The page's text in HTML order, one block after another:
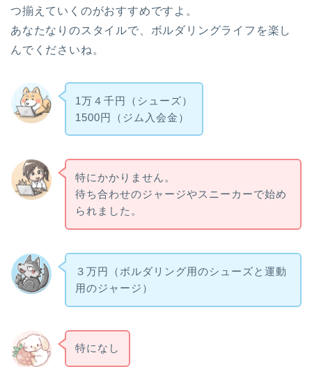
つ揃えていくのがおすすめですよ。
あなたなりのスタイルで、ボルダリングライフを楽し
んでくださいね。
1万４千円（シューズ）
1500円（ジム入会金）
特にかかりません。
待ち合わせのジャージやスニーカーで始め
られました。
３万円（ボルダリング用のシューズと運動
用のジャージ）
特になし